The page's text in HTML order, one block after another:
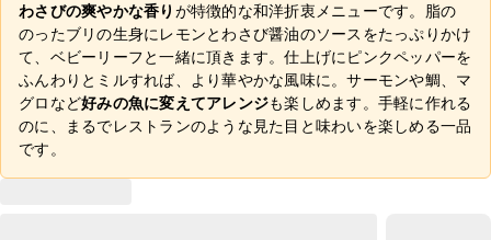
わさびの爽やかな香り が特徴的な和洋折衷メニューです。脂の
のったブリの生身にレモンとわさび醤油のソースをたっぷりかけ
て、ベビーリーフと一緒に頂きます。仕上げにピンクペッパーを
ふんわりとミルすれば、より華やかな風味に。サーモンや鯛、マ
グロなど好みの魚に変えてアレンジも楽しめます。手軽に作れる
のに、まるでレストランのような見た目と味わいを楽しめる一品
です。